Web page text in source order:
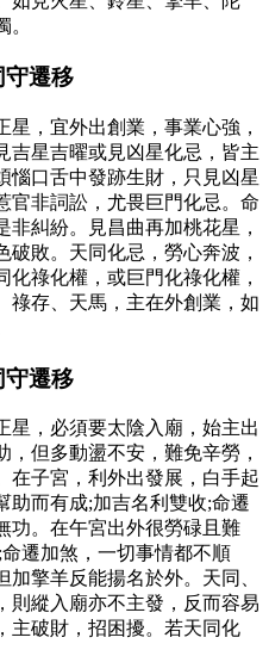
守遷移
，宜外出創業，事業心強，
吉星吉曜或見凶星化忌，皆主
惱口舌中發跡生財，只見凶星
官非詞訟，尤畏巨門化忌。命
糾紛。見昌曲再加桃花星，
敗。天同化忌，勞心奔波，
祿化權，或巨門化祿化權，
祿存、天馬，主在外創業，如
守遷移
星，必須要太陰入廟，始主出
但多動盪不安，難免辛勞，
在子宮，利外出發展，白手起
助而有成;加吉名利雙收;命遷
功。在午宮出外很勞碌且難
遷加煞，一切事情都不順
擎羊反能揚名於外。天同、
則縱入廟亦不主發，反而容易
主破財，招困擾。若天同化